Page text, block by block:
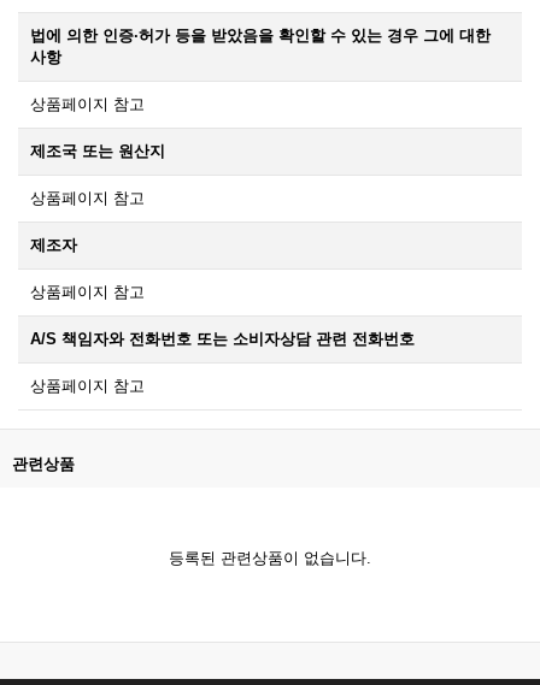
법에 의한 인증·허가 등을 받았음을 확인할 수 있는 경우 그에 대한
사항
상품페이지 참고
제조국 또는 원산지
상품페이지 참고
제조자
상품페이지 참고
A/S 책임자와 전화번호 또는 소비자상담 관련 전화번호
상품페이지 참고
관련상품
등록된 관련상품이 없습니다.